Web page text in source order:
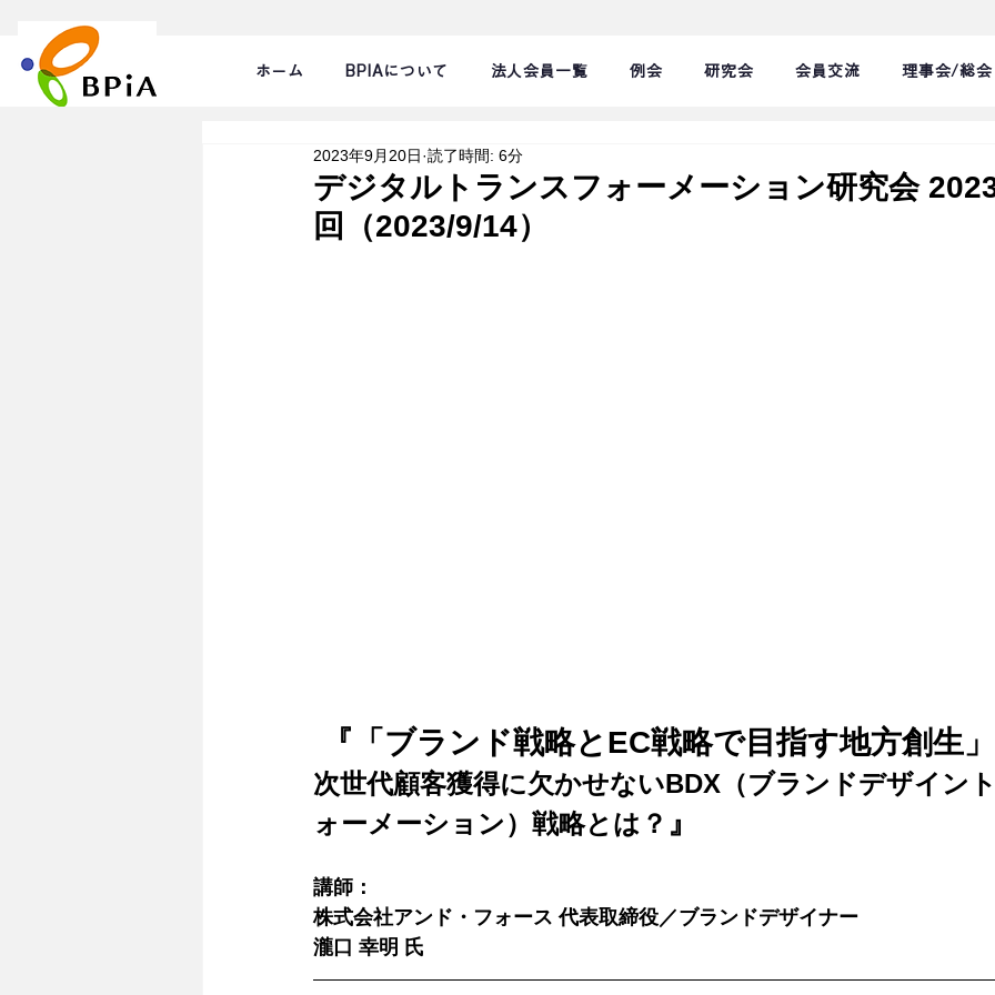
ホーム BPIAについて 法人会員一覧 例会 研究会 会員交流 理事会/総会
デジタルトランスフォーメーション研究会
回（2023/9/14）
2023年9月20日 読了時間: 6分
『「ブランド戦略とEC戦略で目指す地方創生」
次世代顧客獲得に欠かせないBDX（ブランドデザイン
ォーメーション）戦略とは？ 』
講師：
株式会社アンド・フォース 代表取締役／ブランドデザイナー
瀧口 幸明 氏